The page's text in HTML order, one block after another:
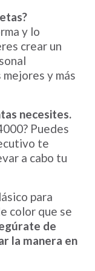
y lo
crear un
y más
necesites.
Puedes
te
a cabo tu
para
color que se
de
la manera en